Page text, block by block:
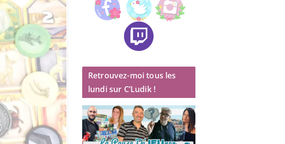
Retrouvez-moi tous les
lundi sur C’Ludik !